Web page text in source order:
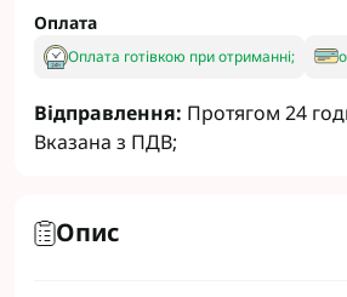
Оплата
Оплата готівкою при отриманні;
Відправлення: Протягом 24
Вказана з ПДВ;
Опис